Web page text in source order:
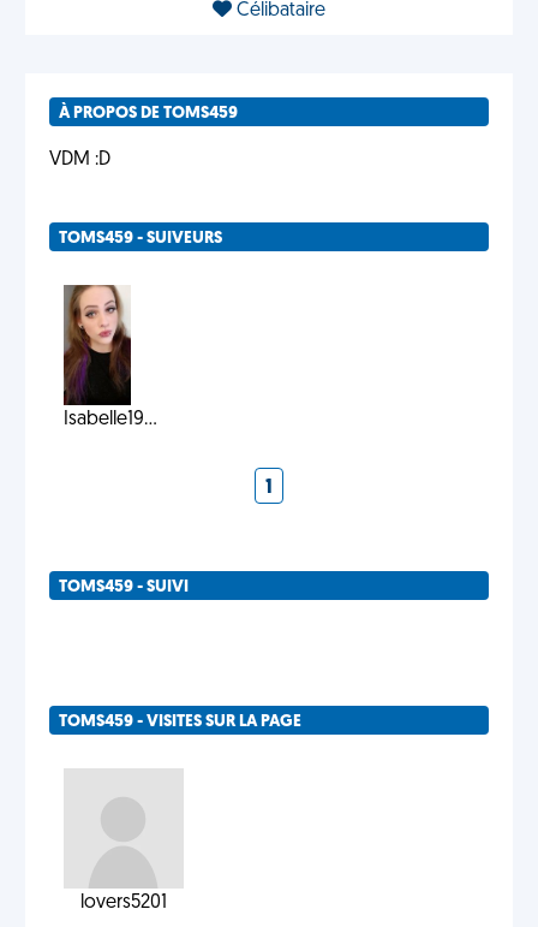
Célibataire
À PROPOS DE TOMS459
VDM :D
TOMS459 - SUIVEURS
Isabelle19...
1
TOMS459 - SUIVI
TOMS459 - VISITES SUR LA PAGE
lovers5201